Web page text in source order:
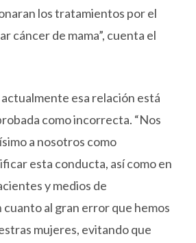
los tratamientos por el
cáncer de mama”, cuenta el
esa relación está
como incorrecta. “Nos
a nosotros como
esta conducta, así como en
y medios de
cuanto al gran error que hemos
mujeres, evitando que